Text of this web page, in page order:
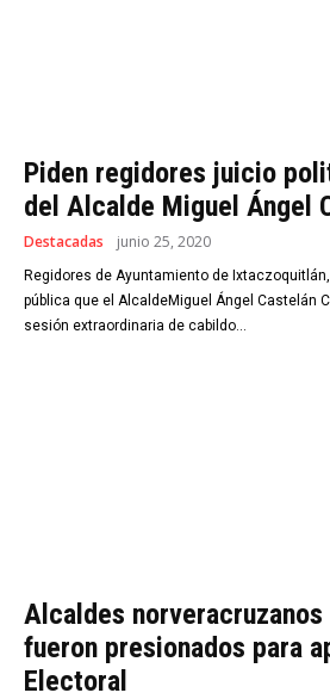
Piden regidores juicio
del Alcalde Miguel Ángel
Destacadas junio 25, 2020
Regidores de Ayuntamiento de
pública que el AlcaldeMiguel Ángel Castelán
sesión extraordinaria de cabildo...
Alcaldes
fueron presionados para
Electoral